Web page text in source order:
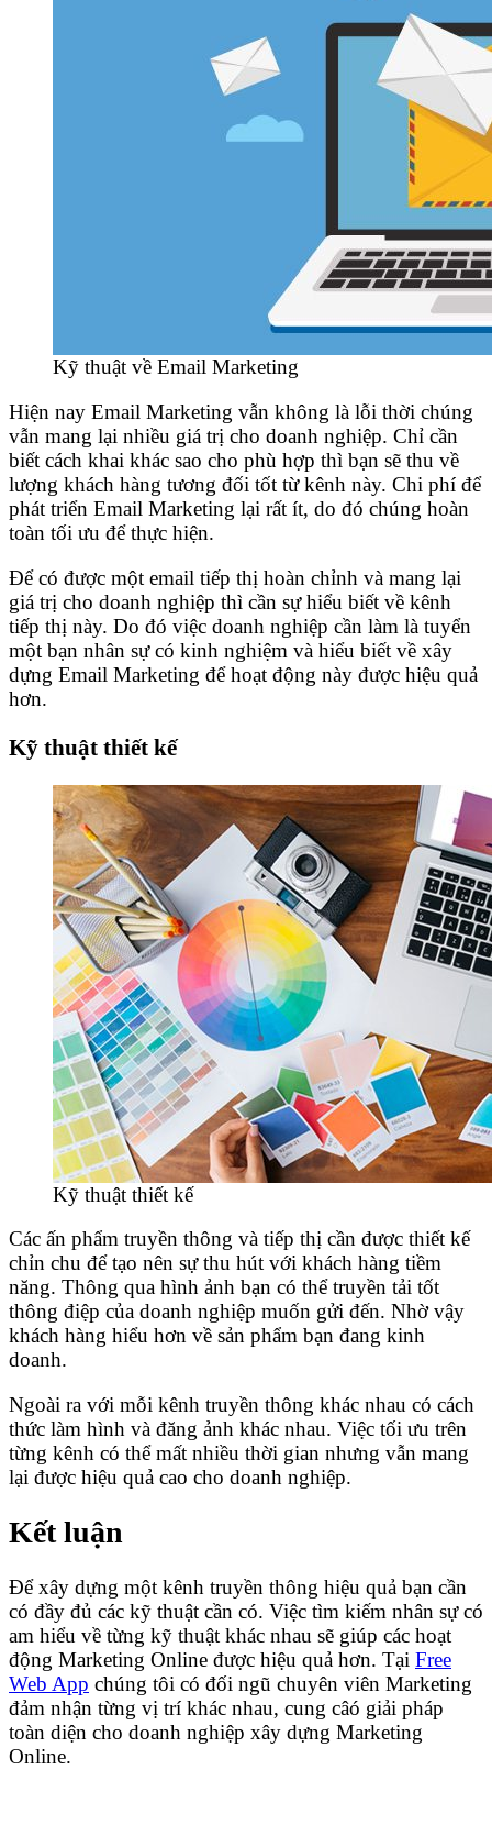
Kỹ thuật về Email Marketing
Hiện nay Email Marketing vẫn không là lỗi thời chúng
vẫn mang lại nhiều giá trị cho doanh nghiệp. Chỉ cần
biết cách khai khác sao cho phù hợp thì bạn sẽ thu về
lượng khách hàng tương đối tốt từ kênh này. Chi phí để
phát triển Email Marketing lại rất ít, do đó chúng hoàn
toàn tối ưu để thực hiện.
Để có được một email tiếp thị hoàn chỉnh và mang lại
giá trị cho doanh nghiệp thì cần sự hiểu biết về kênh
tiếp thị này. Do đó việc doanh nghiệp cần làm là tuyển
một bạn nhân sự có kinh nghiệm và hiểu biết về xây
dựng Email Marketing để hoạt động này được hiệu quả
hơn.
Kỹ thuật thiết kế
Kỹ thuật thiết kế
Các ấn phẩm truyền thông và tiếp thị cần được thiết kế
chỉn chu để tạo nên sự thu hút với khách hàng tiềm
năng. Thông qua hình ảnh bạn có thể truyền tải tốt
thông điệp của doanh nghiệp muốn gửi đến. Nhờ vậy
khách hàng hiểu hơn về sản phẩm bạn đang kinh
doanh.
Ngoài ra với mỗi kênh truyền thông khác nhau có cách
thức làm hình và đăng ảnh khác nhau. Việc tối ưu trên
từng kênh có thể mất nhiều thời gian nhưng vẫn mang
lại được hiệu quả cao cho doanh nghiệp.
Kết luận
Để xây dựng một kênh truyền thông hiệu quả bạn cần
có đầy đủ các kỹ thuật cần có. Việc tìm kiếm nhân sự có
am hiểu về từng kỹ thuật khác nhau sẽ giúp các hoạt
động Marketing Online được hiệu quả hơn. Tại Free
Web App chúng tôi có đối ngũ chuyên viên Marketing
đảm nhận từng vị trí khác nhau, cung câó giải pháp
toàn diện cho doanh nghiệp xây dựng Marketing
Online.